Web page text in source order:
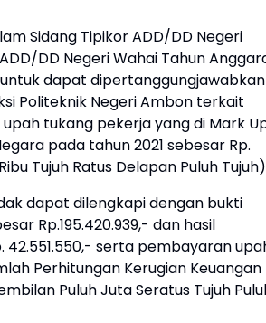
Sidang Tipikor ADD/DD Negeri
DD Negeri Wahai Tahun
dapat dipertanggungjawabkan
Politeknik Negeri Ambon terkait
tukang pekerja yang di Mark
pada tahun 2021 sebesar Rp.
Tujuh Ratus Delapan Puluh
dapat dilengkapi dengan bukti
Rp.195.420.939,- dan hasil
42.551.550,- serta pembayaran
Perhitungan Kerugian Keuangan
Puluh Juta Seratus Tujuh